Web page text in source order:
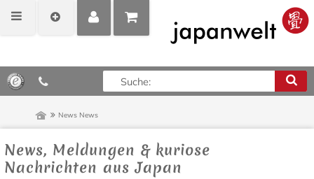
MEIN
POSITIONEN
ANZEIGEN
0,00 €*
News News
News, Meldungen & kuriose
Nachrichten aus Japan